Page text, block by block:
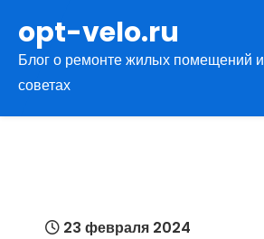
содержимому
opt-velo.ru
Блог о ремонте жилых помещений и
советах
23 февраля 2024